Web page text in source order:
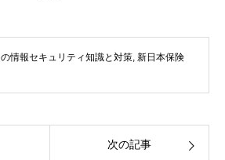
情報セキュリティ知識と対策 新日本保険
次の記事